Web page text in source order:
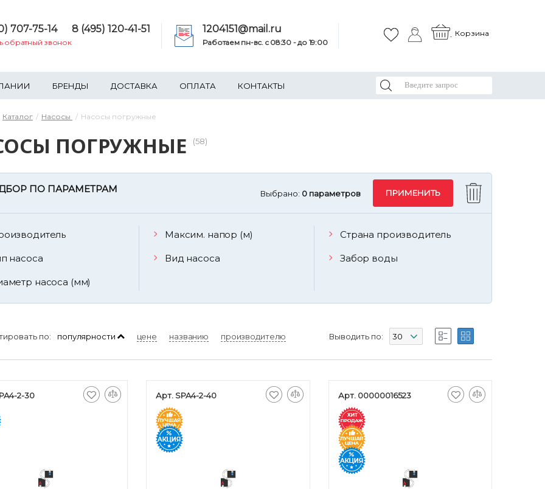
707-75-14 8 (495) 120-41-51
обратный звонок
1204151@mail.ru
Работаем пн-вс. c 08:30 - до 19:00
Корзина
БРЕНДЫ ДОСТАВКА ОПЛАТА КОНТАКТЫ
Каталог Насосы Насосы погружные
ПОГРУЖНЫЕ (58)
ПО ПАРАМЕТРАМ Выбрано: 0 параметров
насоса
насоса (мм)
Максим. напор (м)
Вид насоса
Страна производитель
Забор воды
по: популярности цене названию производителю Выводить по:
2-30 Арт. SPA4-2-40 Арт. 00000016523